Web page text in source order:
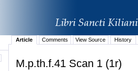
Article Comments View Source History
M.p.th.f.41 Scan 1 (1r)